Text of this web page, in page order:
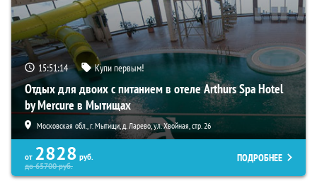
15:51:13 Купи первым!
Отдых для двоих с питанием в отеле Arthurs Spa Hotel
by Mercure в Мытищах
Московская обл., г. Мытищи, д. Ларево, ул. Хвойная, стр. 26
от 2828 руб.
до65700руб.
ПОДРОБНЕЕ